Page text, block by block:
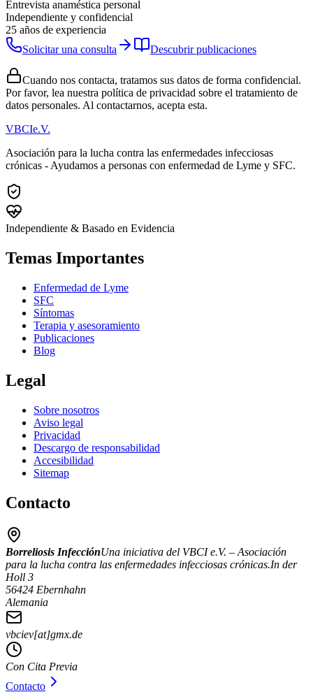
Entrevista anaméstica personal
Independiente y confidencial
25 años de experiencia
Solicitar una consulta
Descubrir publicaciones
Cuando nos contacta, tratamos sus datos de forma confidencial.
Por favor, lea nuestra política de privacidad sobre el tratamiento de
datos personales. Al contactarnos, acepta esta.
VBCIe.V.
Asociación para la lucha contra las enfermedades infecciosas
crónicas - Ayudamos a personas con enfermedad de Lyme y SFC.
Independiente & Basado en Evidencia
Temas Importantes
Enfermedad de Lyme
SFC
Síntomas
Terapia y asesoramiento
Publicaciones
Blog
Legal
Sobre nosotros
Aviso legal
Privacidad
Descargo de responsabilidad
Accesibilidad
Sitemap
Contacto
Borreliosis InfecciónUna iniciativa del VBCI e.V. – Asociación
para la lucha contra las enfermedades infecciosas crónicas.In der
Holl 3
56424 Ebernhahn
Alemania
vbciev[at]gmx.de
Con Cita Previa
Contacto